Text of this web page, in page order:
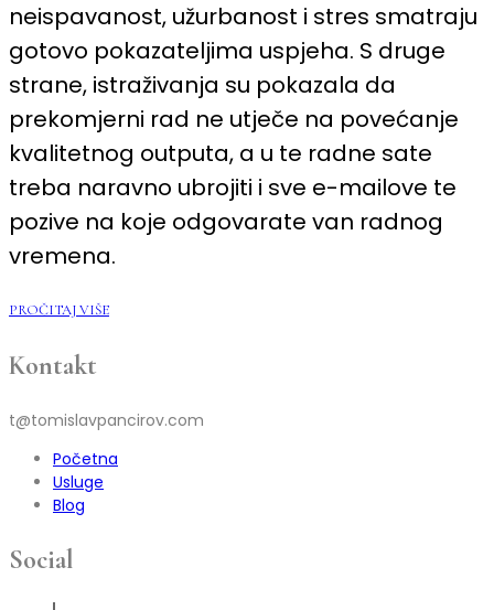
APLIKACIJE
neispavanost, užurbanost i stres smatraju
gotovo pokazateljima uspjeha. S druge
strane, istraživanja su pokazala da
prekomjerni rad ne utječe na povećanje
kvalitetnog outputa, a u te radne sate
treba naravno ubrojiti i sve e-mailove te
pozive na koje odgovarate van radnog
vremena.
PROČITAJ VIŠE
Kontakt
t@tomislavpancirov.com
Početna
Usluge
Blog
Social